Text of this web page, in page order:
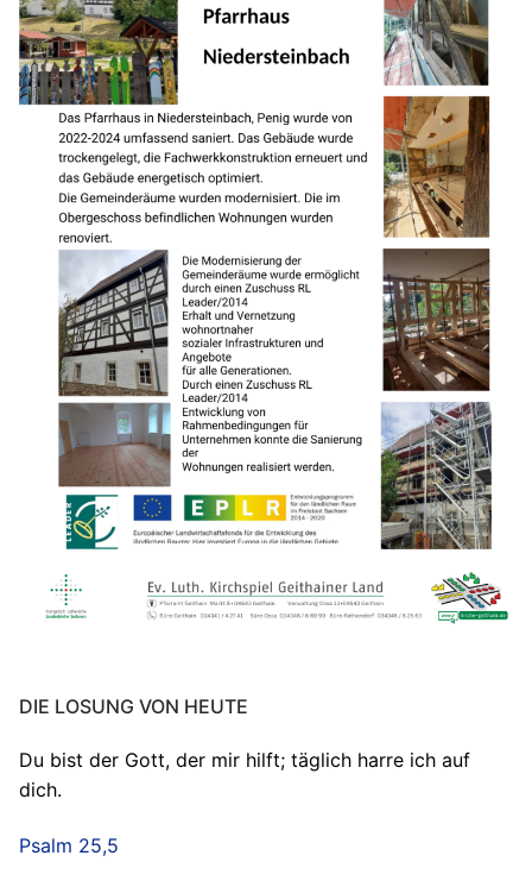
DIE LOSUNG VON HEUTE
Du bist der Gott, der mir hilft; täglich harre ich auf
dich.
Psalm 25,5